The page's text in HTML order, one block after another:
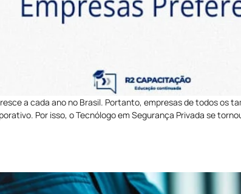
a cada ano no Brasil. Portanto, empresas de todos os
Por isso, o Tecnólogo em Segurança Privada se